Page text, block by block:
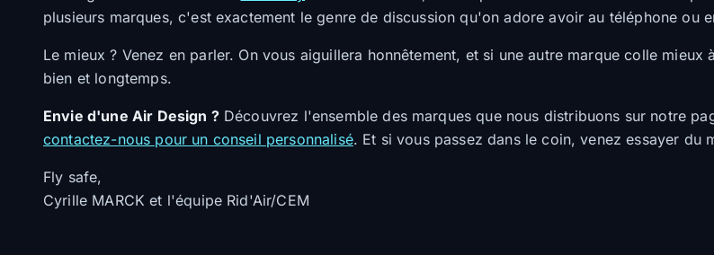
plusieurs marques, c'est exactement le genre de discussion qu'on adore avoir au téléphone ou
Le mieux ? Venez en parler. On vous aiguillera honnêtement, et si une autre marque colle
bien et longtemps.
Envie d'une Air Design ?Découvrez l'ensemble des marques que nous distribuons sur notre
contactez-nous pour un conseil personnalisé. Et si vous passez dans le coin, venez essayer du
Fly safe,
Cyrille MARCK et l'équipe Rid'Air/CEM